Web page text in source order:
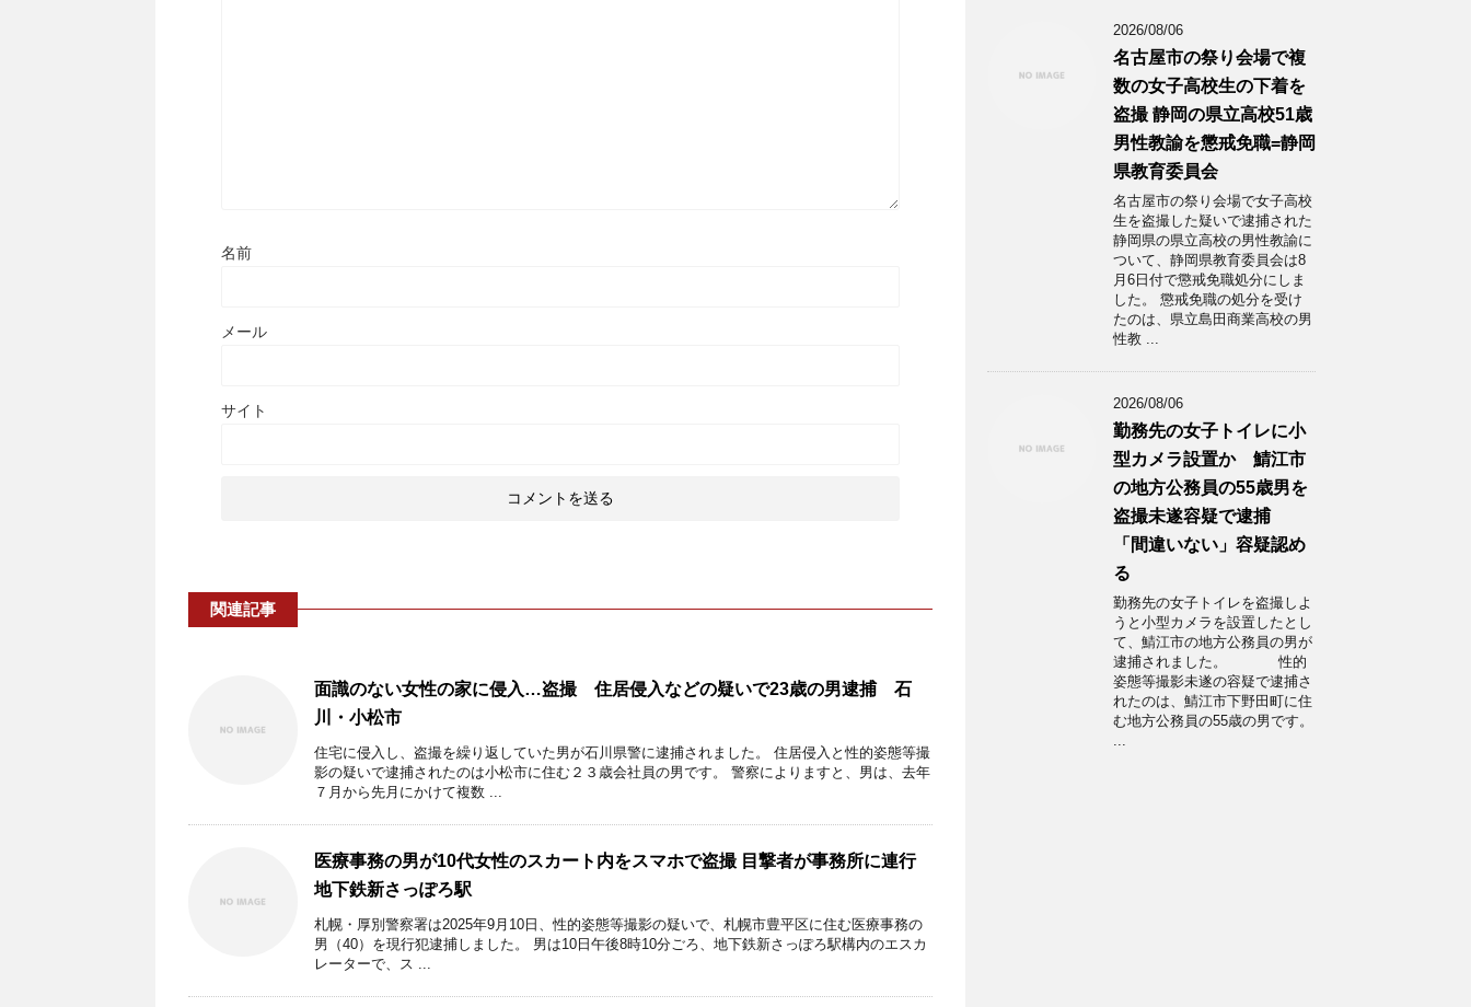
名前
メール
サイト
関連記事
面識のない女性の家に侵入…盗撮 住居侵入などの疑いで23歳の男逮捕 石
川・小松市
住宅に侵入し、盗撮を繰り返していた男が石川県警に逮捕されました。 住居侵入と性的姿態等撮
影の疑いで逮捕されたのは小松市に住む２３歳会社員の男です。 警察によりますと、男は、去年
７月から先月にかけて複数 ...
医療事務の男が10代女性のスカート内をスマホで盗撮 目撃者が事務所に連行
地下鉄新さっぽろ駅
札幌・厚別警察署は2025年9月10日、性的姿態等撮影の疑いで、札幌市豊平区に住む医療事務の
男（40）を現行犯逮捕しました。 男は10日午後8時10分ごろ、地下鉄新さっぽろ駅構内のエスカ
レーターで、ス ...
2026/08/06
名古屋市の祭り会場で複
数の女子高校生の下着を
盗撮 静岡の県立高校51歳
男性教諭を懲戒免職=静岡
県教育委員会
名古屋市の祭り会場で女子高校
生を盗撮した疑いで逮捕された
静岡県の県立高校の男性教諭に
ついて、静岡県教育委員会は8
月6日付で懲戒免職処分にしま
した。 懲戒免職の処分を受け
たのは、県立島田商業高校の男
性教 ...
2026/08/06
勤務先の女子トイレに小
型カメラ設置か 鯖江市
の地方公務員の55歳男を
盗撮未遂容疑で逮捕
「間違いない」容疑認め
る
勤務先の女子トイレを盗撮しよ
うと小型カメラを設置したとし
て、鯖江市の地方公務員の男が
逮捕されました。 性的
姿態等撮影未遂の容疑で逮捕さ
れたのは、鯖江市下野田町に住
む地方公務員の55歳の男です。
...